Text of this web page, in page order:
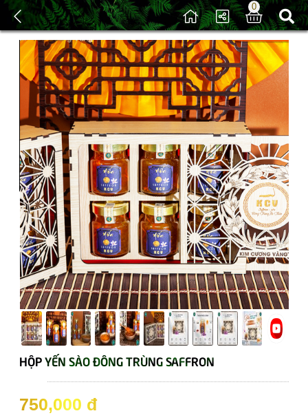
0
/Sản phẩm/ Yến Sào Đông Trùng
HỘP YẾN SÀO ĐÔNG TRÙNG SAFFRON
750,000 đ